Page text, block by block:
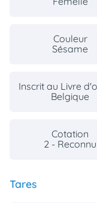
Couleur
Sésame
Inscrit au Livre
Belgique
Cotation
2 - Reconnu
Tares